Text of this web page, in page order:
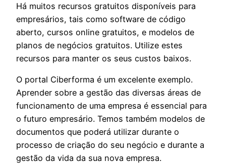
Há muitos recursos gratuitos disponíveis para
empresários, tais como software de código
aberto, cursos online gratuitos, e modelos de
planos de negócios gratuitos. Utilize estes
recursos para manter os seus custos baixos.
O portal Ciberforma é um excelente exemplo.
Aprender sobre a gestão das diversas áreas de
funcionamento de uma empresa é essencial para
o futuro empresário. Temos também modelos de
documentos que poderá utilizar durante o
processo de criação do seu negócio e durante a
gestão da vida da sua nova empresa.